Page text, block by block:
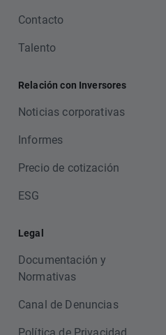
Contacto
Talento
Relación con Inversores
Noticias corporativas
Informes
Precio de cotización
ESG
Legal
Documentación y
Normativas
Canal de Denuncias